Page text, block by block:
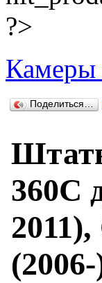
?>
Камеры
Поделиться…
360C